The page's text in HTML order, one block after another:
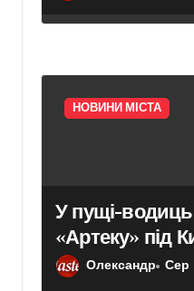
НОВИНИ МІСТА
У пущі-
«Артеку» під
інспектори
Олександр Сер